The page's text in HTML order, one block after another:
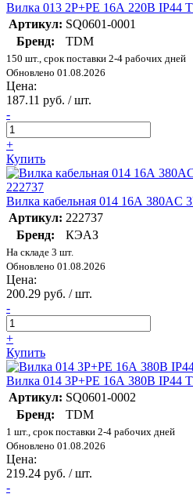
Вилка 013 2Р+РЕ 16А 220В IP44
Артикул: SQ0601-0001
Бренд:
TDM
150 шт., срок поставки 2-4 рабочих дней
Обновлено 01.08.2026
Цена:
187.11 руб. / шт.
-
+
Купить
Вилка кабельная 014 16А 380AC
Артикул: 222737
Бренд:
КЭАЗ
На складе 3 шт.
Обновлено 01.08.2026
Цена:
200.29 руб. / шт.
-
+
Купить
Вилка 014 3Р+РЕ 16А 380В IP44
Артикул: SQ0601-0002
Бренд:
TDM
1 шт., срок поставки 2-4 рабочих дней
Обновлено 01.08.2026
Цена:
219.24 руб. / шт.
-